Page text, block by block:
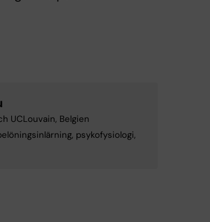
UCLouvain, Belgien
psykofysiologi,